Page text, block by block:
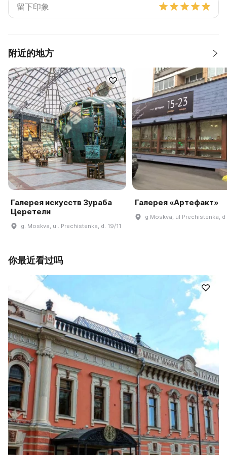
附近的地方
Галерея искусств Зураба
Церетели
g. Moskva, ul. Prechistenka, d. 19/11
Галерея «Артефакт»
g Moskva, ul Prechistenka,
你最近看过吗